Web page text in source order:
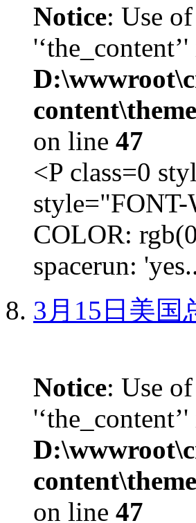
Notice: Use
on line 47
<P class=0
COLOR:
spacerun:
3月15日美国
Notice: Use
on line 47